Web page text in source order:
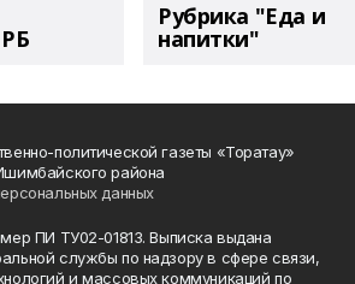
Рубрика "Еда и
напитки"
политической газеты «Торатау»
района
данных
ПИ ТУ02-01813. Выписка выдана
службы по надзору в сфере связи,
и массовых коммуникаций по